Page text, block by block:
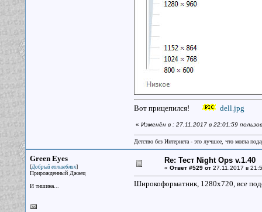
Вот прицепился! dell.jpg
« Изменён в : 27.11.2017 в 22:01:59
Детство без Интернета - это лучшее, что могла
Green Eyes
[Добрый волшебник]
Прирожденный Джаец
И тишина...
Re: Тест Night Ops v.1.40
« Ответ #529 от27.11.2017 в
Широкоформатник, 1280х720, все